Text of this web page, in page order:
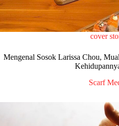
cover
Mengenal Sosok Larissa Chou,
Scarf